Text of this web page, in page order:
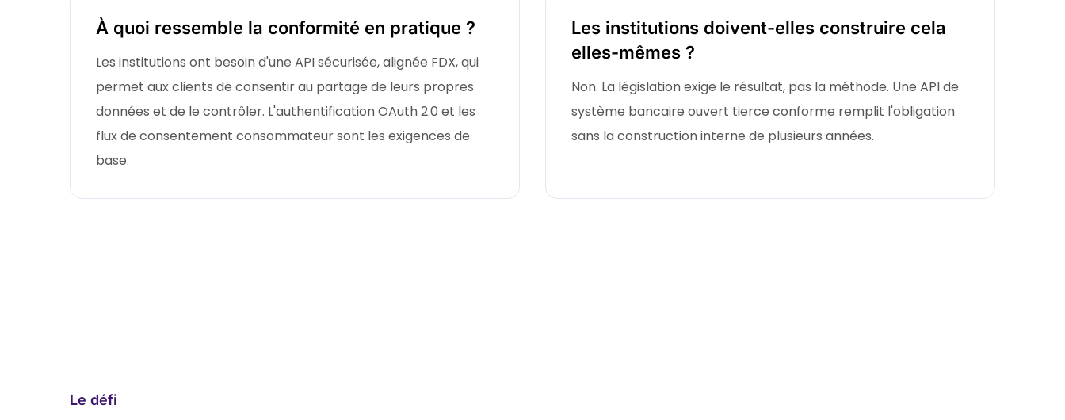
À quoi ressemble la conformité en pratique ?
Les institutions ont besoin d'une API sécurisée, alignée FDX, qui
permet aux clients de consentir au partage de leurs propres
données et de le contrôler. L'authentification OAuth 2.0 et les
flux de consentement consommateur sont les exigences de
base.
Les institutions doivent-elles construire cela
elles-mêmes ?
Non. La législation exige le résultat, pas la méthode. Une API de
système bancaire ouvert tierce conforme remplit l'obligation
sans la construction interne de plusieurs années.
Le défi